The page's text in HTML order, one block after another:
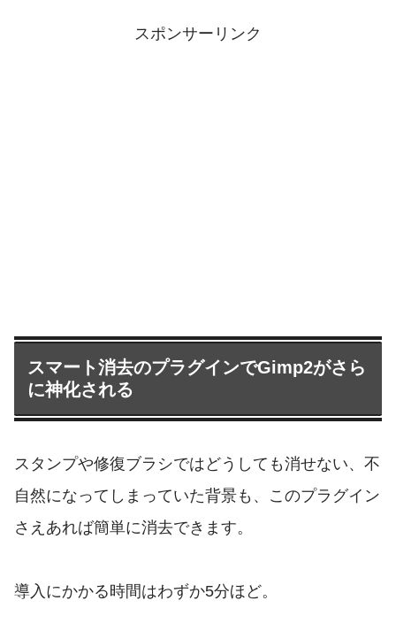
スポンサーリンク
スマート消去のプラグインでGimp2がさら
に神化される
スタンプや修復ブラシではどうしても消せない、不
自然になってしまっていた背景も、このプラグイン
さえあれば簡単に消去できます。
導入にかかる時間はわずか5分ほど。